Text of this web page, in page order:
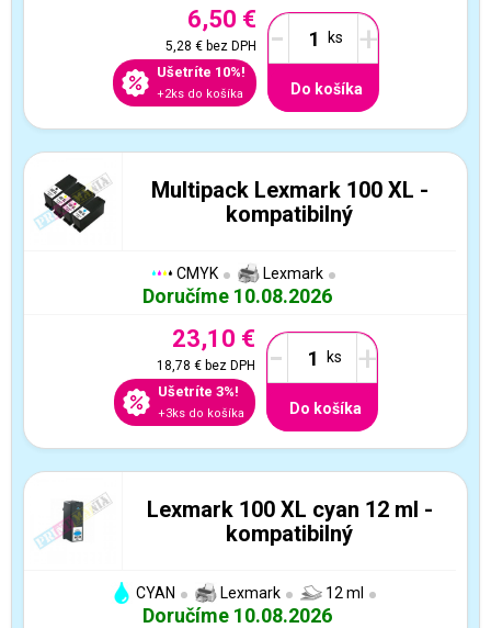
6,50 €
5,28 €bez DPH
Ušetríte 10%!
+2ks do košíka
- +
Do košíka
Multipack Lexmark 100 XL -
kompatibilný
CMYK Lexmark
Doručíme 10.08.2026
23,10 €
18,78 €bez DPH
Ušetríte 3%!
+3ks do košíka
- +
Do košíka
Lexmark 100 XL cyan 12 ml -
kompatibilný
CYAN Lexmark 12 ml
Doručíme 10.08.2026